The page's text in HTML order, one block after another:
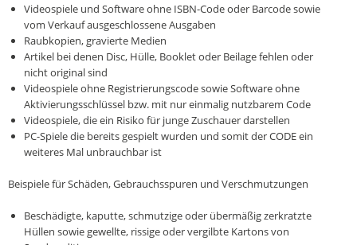
Videospiele und Software ohne ISBN-Code oder Barcode sowie
vom Verkauf ausgeschlossene Ausgaben
Raubkopien, gravierte Medien
Artikel bei denen Disc, Hülle, Booklet oder Beilage fehlen oder
nicht original sind
Videospiele ohne Registrierungscode sowie Software ohne
Aktivierungsschlüssel bzw. mit nur einmalig nutzbarem Code
Videospiele, die ein Risiko für junge Zuschauer darstellen
PC-Spiele die bereits gespielt wurden und somit der CODE ein
weiteres Mal unbrauchbar ist
Beispiele für Schäden, Gebrauchsspuren und Verschmutzungen
Beschädigte, kaputte, schmutzige oder übermäßig zerkratzte
Hüllen sowie gewellte, rissige oder vergilbte Kartons von